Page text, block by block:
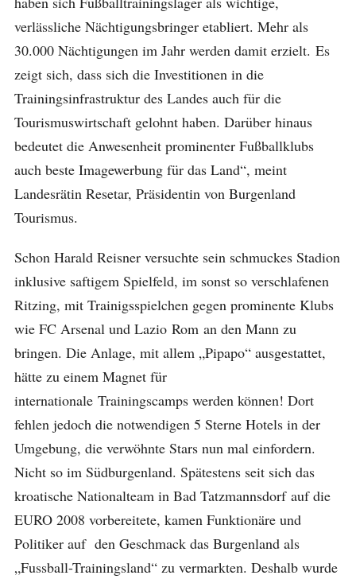
verlässliche Nächtigungsbringer etabliert. Mehr als
30.000 Nächtigungen im Jahr werden damit erzielt. Es
zeigt sich, dass sich die Investitionen in die
Trainingsinfrastruktur des Landes auch für die
Tourismuswirtschaft gelohnt haben. Darüber hinaus
bedeutet die Anwesenheit prominenter Fußballklubs
auch beste Imagewerbung für das Land“, meint
Landesrätin Resetar, Präsidentin von Burgenland
Tourismus.
Schon Harald Reisner versuchte sein schmuckes Stadion
inklusive saftigem Spielfeld, im sonst so verschlafenen
Ritzing, mit Trainigsspielchen gegen prominente Klubs
wie FC Arsenal und Lazio Rom an den Mann zu
bringen. Die Anlage, mit allem „Pipapo“ ausgestattet,
hätte zu einem Magnet für
internationale Trainingscamps werden können! Dort
fehlen jedoch die notwendigen 5 Sterne Hotels in der
Umgebung, die verwöhnte Stars nun mal einfordern.
Nicht so im Südburgenland. Spätestens seit sich das
kroatische Nationalteam in Bad Tatzmannsdorf auf die
EURO 2008 vorbereitete, kamen Funktionäre und
Politiker auf den Geschmack das Burgenland als
„Fussball-Trainingsland“ zu vermarkten. Deshalb wurde